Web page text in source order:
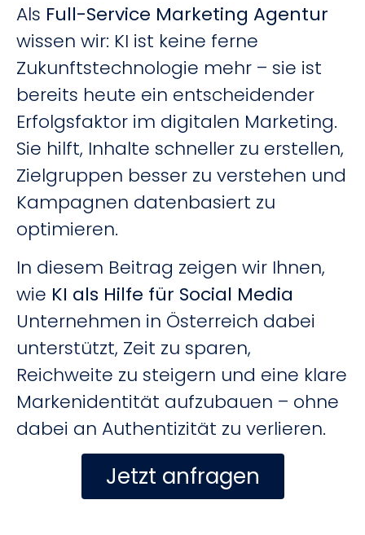
Als Full-Service Marketing Agentur
wissen wir: KI ist keine ferne
Zukunftstechnologie mehr – sie ist
bereits heute ein entscheidender
Erfolgsfaktor im digitalen Marketing.
Sie hilft, Inhalte schneller zu erstellen,
Zielgruppen besser zu verstehen und
Kampagnen datenbasiert zu
optimieren.
In diesem Beitrag zeigen wir Ihnen,
wie KI als Hilfe für Social Media
Unternehmen in Österreich dabei
unterstützt, Zeit zu sparen,
Reichweite zu steigern und eine klare
Markenidentität aufzubauen – ohne
dabei an Authentizität zu verlieren.
Jetzt anfragen